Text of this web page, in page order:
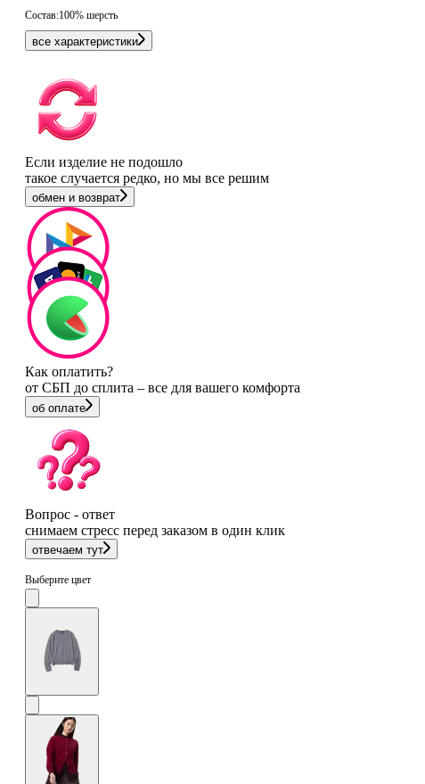
Состав:100% шерсть
все характеристики
Если изделие не подошло
такое случается редко, но мы все решим
обмен и возврат
Как оплатить?
от СБП до сплита – все для вашего комфорта
об оплате
Вопрос - ответ
снимаем стресс перед заказом в один клик
отвечаем тут
Выберите цвет